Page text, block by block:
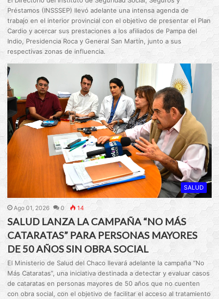
Préstamos (INSSSEP) llevó adelante una intensa agenda de
trabajo en el interior provincial con el objetivo de presentar el Plan
Cardio y acercar sus prestaciones a los afiliados de Pampa del
Indio, Presidencia Roca y General San Martín, junto a sus
respectivas zonas de influencia.
SALUD
Ago 01, 2026 0 14
SALUD LANZA LA CAMPAÑA “NO MÁS
CATARATAS” PARA PERSONAS MAYORES
DE 50 AÑOS SIN OBRA SOCIAL
El Ministerio de Salud del Chaco llevará adelante la campaña “No
Más Cataratas”, una iniciativa destinada a detectar y evaluar casos
de cataratas en personas mayores de 50 años que no cuenten
con obra social, con el objetivo de facilitar el acceso al tratamiento